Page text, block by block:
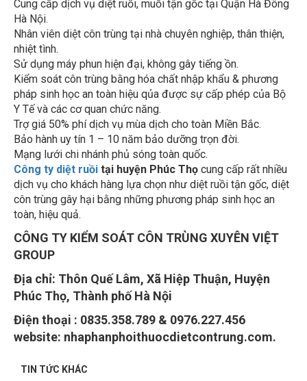
Hà Nội.
Nhân viên diệt côn trùng tại nhà chuyên nghiệp, thân thiện,
nhiệt tình.
Sử dụng máy phun hiện đại, không gây tiếng ồn.
Kiểm soát côn trùng bằng hóa chất nhập khẩu & phương
pháp sinh học an toàn hiệu qủa được sự cấp phép của Bộ
Y Tế và các cơ quan chức năng.
Trợ giá 50% phí dịch vụ mùa dịch cho toàn Miền Bắc.
Bảo hành uy tín 1 – 10 năm bảo dưỡng trọn đời.
Mạng lưới chi nhánh phủ sóng toàn quốc.
Công ty diệt ruồitại huyện Phúc Thọcung cấp rất nhiều
dịch vụ cho khách hàng lựa chọn như diệt ruồi tận gốc, diệt
côn trùng gây hại bằng những phương pháp sinh học an
toàn, hiệu quả.
CÔNG TY KIỂM SOÁT CÔN TRÙNG XUYÊN VIỆT
GROUP
Địa chỉ: Thôn Quế Lâm, Xã Hiệp Thuận, Huyện
Phúc Thọ, Thành phố Hà Nội
Điện thoại : 0835.358.789 & 0976.227.456
website: nhaphanphoithuocdietcontrung.com.
TIN TỨC KHÁC